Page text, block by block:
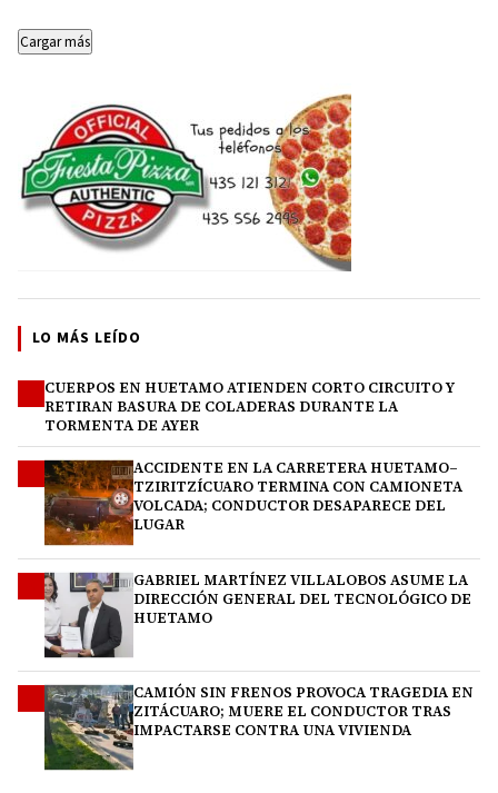
Cargar más
LO MÁS LEÍDO
CUERPOS EN HUETAMO ATIENDEN CORTO CIRCUITO Y
RETIRAN BASURA DE COLADERAS DURANTE LA
TORMENTA DE AYER
ACCIDENTE EN LA CARRETERA HUETAMO–
TZIRITZÍCUARO TERMINA CON CAMIONETA
VOLCADA; CONDUCTOR DESAPARECE DEL
LUGAR
GABRIEL MARTÍNEZ VILLALOBOS ASUME LA
DIRECCIÓN GENERAL DEL TECNOLÓGICO DE
HUETAMO
CAMIÓN SIN FRENOS PROVOCA TRAGEDIA EN
ZITÁCUARO; MUERE EL CONDUCTOR TRAS
IMPACTARSE CONTRA UNA VIVIENDA